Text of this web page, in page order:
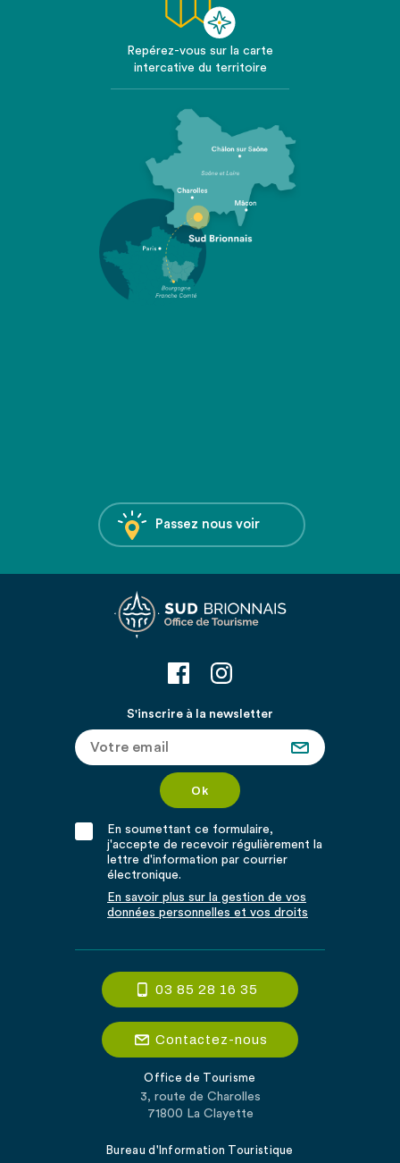
Repérez-vous sur la carte
intercative du territoire
Passez nous voir
S'inscrire à la newsletter
En soumettant ce formulaire,
j'accepte de recevoir régulièrement la
lettre d'information par courrier
électronique.
En savoir plus sur la gestion de vos
données personnelles et vos droits
03 85 28 16 35
Contactez-nous
Office de Tourisme
3, route de Charolles
71800 La Clayette
Bureau d'Information Touristique